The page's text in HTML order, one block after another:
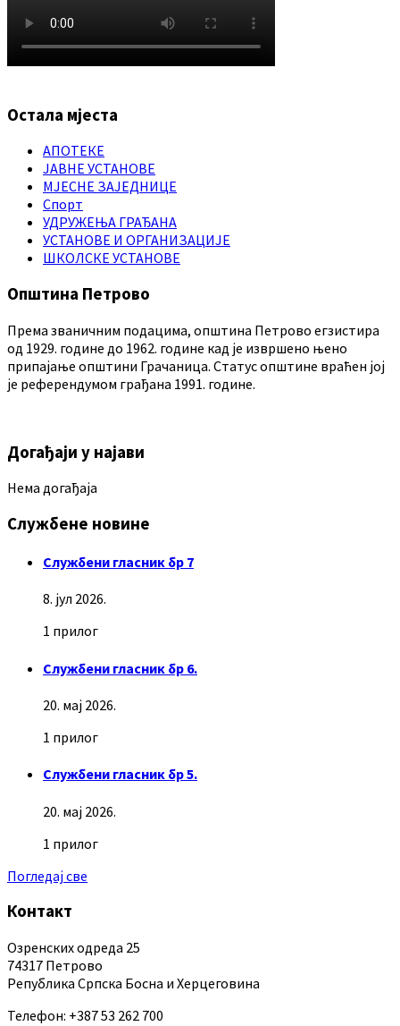
Остала мјеста
АПОТЕКЕ
ЈАВНЕ УСТАНОВЕ
МЈЕСНЕ ЗАЈЕДНИЦЕ
Спорт
УДРУЖЕЊА ГРАЂАНА
УСТАНОВЕ И ОРГАНИЗАЦИЈЕ
ШКОЛСКЕ УСТАНОВЕ
Општина Петрово
Према званичним подацима, општина Петрово егзистира
од 1929. године до 1962. године кад је извршено њено
припајање општини Грачаница. Статус општине враћен јој
је референдумом грађана 1991. године.
Догађаји у најави
Нема догађаја
Службене новине
Службени гласник бр 7
8. јул 2026.
1 прилог
Службени гласник бр 6.
20. мај 2026.
1 прилог
Службени гласник бр 5.
20. мај 2026.
1 прилог
Погледај све
Контакт
Озренских одреда 25
74317 Петрово
Република Српска Босна и Херцеговина
Телефон: +387 53 262 700